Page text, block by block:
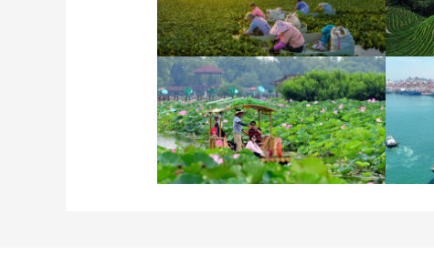
立秋近 採菱忙 暑